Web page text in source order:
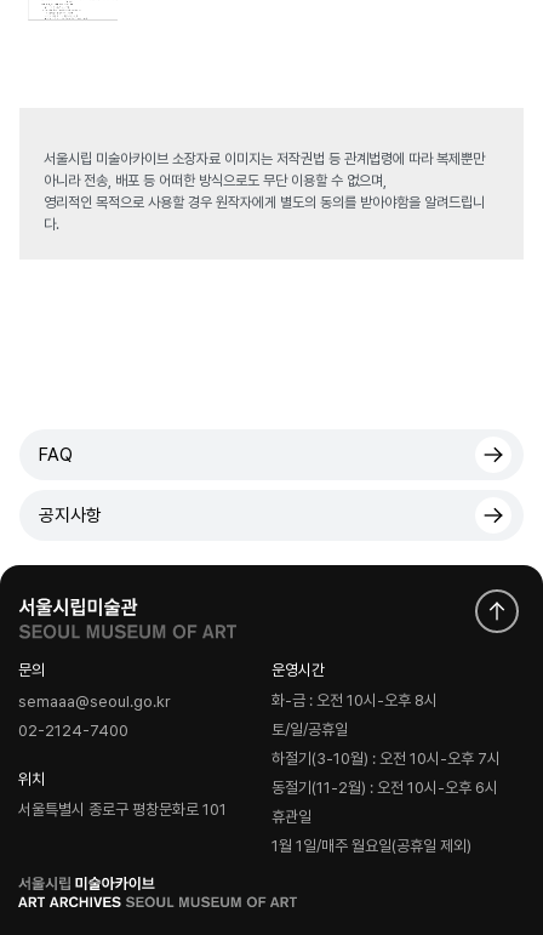
서울시립 미술아카이브 소장자료 이미지는 저작권법 등 관계법령에 따라 복제뿐만
아니라 전송, 배포 등 어떠한 방식으로도 무단 이용할 수 없으며,
영리적인 목적으로 사용할 경우 원작자에게 별도의 동의를 받아야함을 알려드립니
다.
FAQ
공지사항
문의
semaaa@seoul.go.kr
02-2124-7400
위치
서울특별시 종로구 평창문화로 101
운영시간
화-금 : 오전 10시-오후 8시
토/일/공휴일
하절기(3-10월) : 오전 10시-오후 7시
동절기(11-2월) : 오전 10시-오후 6시
휴관일
1월 1일/매주 월요일(공휴일 제외)
로
고